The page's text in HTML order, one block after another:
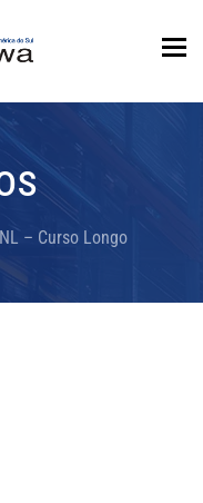
NL – Curso Longo